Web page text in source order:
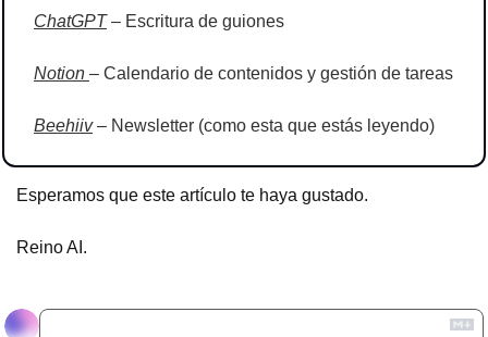
ChatGPT – Escritura de guiones
Notion – Calendario de contenidos y gestión de tareas
Beehiiv – Newsletter (como esta que estás leyendo)
Esperamos que este artículo te haya gustado.
Reino AI.